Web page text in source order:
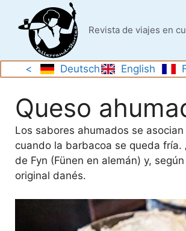
contenido
Revista de viajes en
< Deutsch English
Queso
Los sabores ahumados se
cuando la barbacoa se queda fría.
de Fyn (Fünen en alemán) y,
original danés.